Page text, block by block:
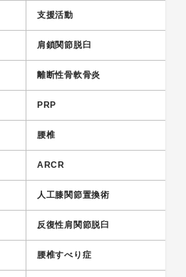
支援活動
肩鎖関節脱臼
離断性骨軟骨炎
PRP
腰椎
ARCR
人工膝関節置換術
反復性肩関節脱臼
腰椎すべり症